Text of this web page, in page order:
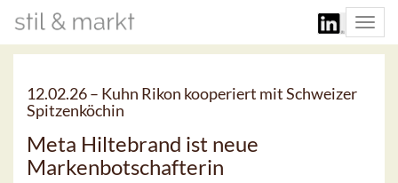
12.02.26 – Kuhn Rikon kooperiert mit Schweizer
Spitzenköchin
Meta Hiltebrand ist neue
Markenbotschafterin